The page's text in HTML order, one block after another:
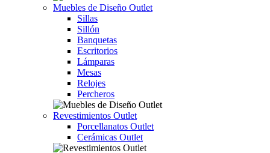
Muebles de Diseño Outlet
Sillas
Sillón
Banquetas
Escritorios
Lámparas
Mesas
Relojes
Percheros
Revestimientos Outlet
Porcellanatos Outlet
Cerámicas Outlet